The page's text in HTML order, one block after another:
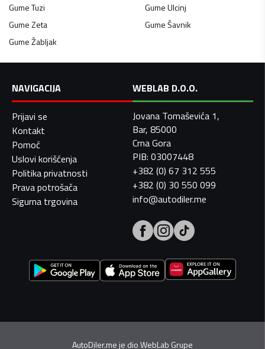
GumeTuzi GumeUlcinj
GumeZeta GumeŠavnik
GumeŽabljak
NAVIGACIJA
Prijavi se
Kontakt
Pomoć
Uslovi korišćenja
Politika privatnosti
Prava potrošača
Sigurna trgovina
WEBLAB D.O.O.
Jovana Tomaševića 1,
Bar, 85000
Crna Gora
PIB: 03007448
+382 (0) 67 312 555
+382 (0) 30 550 099
info@autodiler.me
AutoDiler.me je dioWebLab Grupe